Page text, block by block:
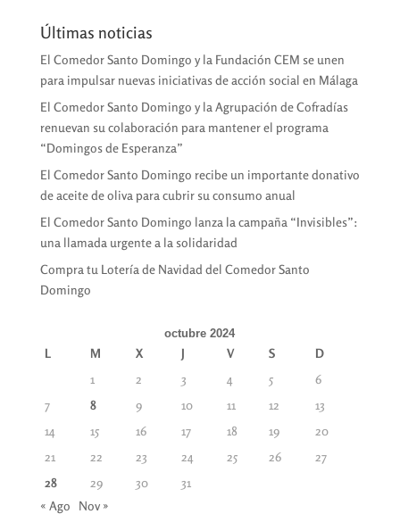
Últimas noticias
El Comedor Santo Domingo y la Fundación CEM se unen
para impulsar nuevas iniciativas de acción social en Málaga
El Comedor Santo Domingo y la Agrupación de Cofradías
renuevan su colaboración para mantener el programa
“Domingos de Esperanza”
El Comedor Santo Domingo recibe un importante donativo
de aceite de oliva para cubrir su consumo anual
El Comedor Santo Domingo lanza la campaña “Invisibles”:
una llamada urgente a la solidaridad
Compra tu Lotería de Navidad del Comedor Santo
Domingo
octubre 2024
L M X J V S
D
1
2 3 4 5
6
7
8 9 10 11 12
13
14
15 16 17 18 19
20
21
22 23 24 25 26
27
28
29 30
31
« Ago
Nov »